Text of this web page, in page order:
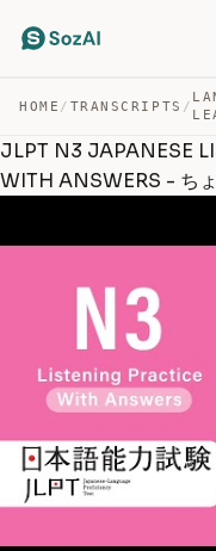
HOME / TRANSCRIPTS /
JLPT N3 JAPANESE
WITH ANSWERS - ち